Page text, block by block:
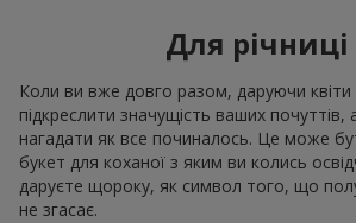
Для річниці
Коли ви вже довго разом, даруючи квіти
підкреслити значущість ваших почуттів,
нагадати як все починалось. Це може
букет для коханої з яким ви колись
даруєте щороку, як символ того, що
не згасає.